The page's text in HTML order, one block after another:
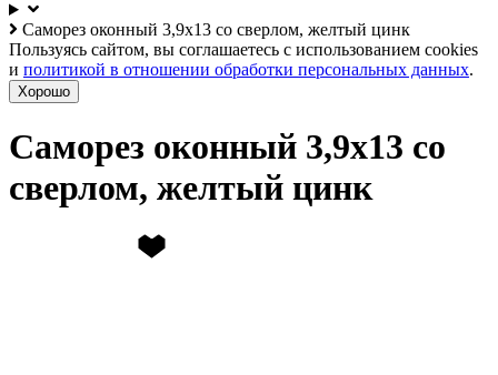
Саморез оконный 3,9х13 со сверлом, желтый цинк
Пользуясь сайтом, вы соглашаетесь с использованием cookies
и политикой в отношении обработки персональных данных.
Хорошо
Саморез оконный 3,9х13 со
сверлом, желтый цинк